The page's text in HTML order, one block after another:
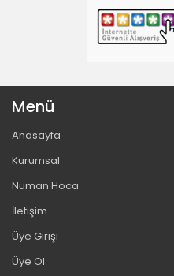
Menü
Anasayfa
Kurumsal
Numan Hoca
İletişim
Üye Girişi
Üye Ol